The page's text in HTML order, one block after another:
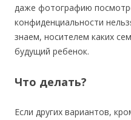
даже фотографию
конфиденциальности
знаем, носителем каких
будущий ребенок.
Что делать?
Если других вариантов,